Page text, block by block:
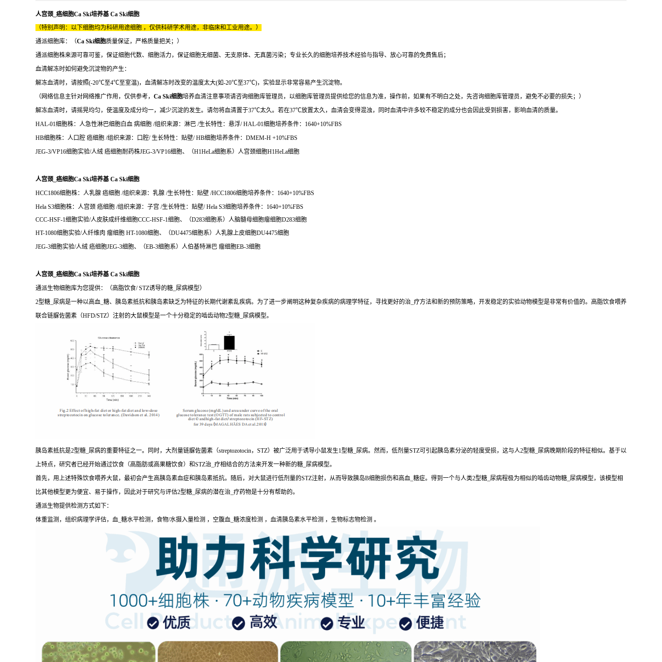
人宫颈_癌细胞Ca Ski培养基 Ca Ski细胞
（特别声明：以下细胞均为科研用途细胞 ，仅供科研学术用途，非临床和工业用途。）
通派细胞库：（Ca Ski细胞质量保证，严格质量把关；）
通派细胞株来源可靠可鉴，保证细胞代数、细胞活力，保证细胞无细菌、无支原体、无真菌污染；专业长久的细胞培养技术经验与指导、放心可靠的免费售后；
血清解冻时如何避免沉淀物的产生：
解冻血清时，请按照(-20℃至4℃至室温)，血清解冻时改变的温度太大(如-20℃至37℃)，实验显示非常容易产生沉淀物。
（网络信息主针对网络推广作用，仅供参考， Ca Ski细胞培养血清注意事项请咨询细胞库管理员，以细胞库管理员提供给您的信息为准，操作前，如果有不明白之处，先咨询细胞库管理员，避免不必要的损失；）
解冻血清时，请摇晃均匀，使温度及成分均一，减少沉淀的发生。请勿将血清置于37℃太久。若在37℃放置太久，血清会变得混浊，同时血清中许多较不稳定的成分也会因此受到损害，影响血清的质量。
HAL-01细胞株：人急性淋巴细胞白血 病细胞 /组织来源：淋巴 /生长特性：悬浮/ HAL-01细胞培养条件：1640+10%FBS
HB细胞株：人口腔 癌细胞 /组织来源：口腔/ 生长特性：贴壁/ HB细胞培养条件：DMEM-H +10%FBS
JEG-3/VP16细胞实验/人绒 癌细胞耐药株JEG-3/VP16细胞、（H1HeLa细胞系）人宫颈细胞H1HeLa细胞
人宫颈_癌细胞Ca Ski培养基 Ca Ski细胞
HCC1806细胞株：人乳腺 癌细胞 /组织来源：乳腺 /生长特性：贴壁 /HCC1806细胞培养条件：1640+10%FBS
Hela S3细胞株：人宫颈 癌细胞 /组织来源：子宫 /生长特性：贴壁/ Hela S3细胞培养条件：1640+10%FBS
CCC-HSF-1细胞实验/人皮肤成纤维细胞CCC-HSF-1细胞、（D283细胞系）人脑髓母细胞瘤细胞D283细胞
HT-1080细胞实验/人纤维肉 瘤细胞 HT-1080细胞、（DU4475细胞系）人乳腺上皮细胞DU4475细胞
JEG-3细胞实验/人绒 癌细胞JEG-3细胞、（EB-3细胞系）人伯基特淋巴 瘤细胞EB-3细胞
人宫颈_癌细胞Ca Ski培养基 Ca Ski细胞
通派生物细胞库为您提供：（高脂饮食/ STZ诱导的糖_尿病模型）
2型糖_尿病是一种以高血_糖、胰岛素抵抗和胰岛素缺乏为特征的长期代谢紊乱疾病。为了进一步阐明这种复杂疾病的病理学特征，寻找更好的治_疗方法和新的预防策略，开发稳定的实验动物模型是非常有价值的。高脂饮食喂养
联合链脲佐菌素（HFD/STZ）注射的大鼠模型是一个十分稳定的啮齿动物2型糖_尿病模型。
胰岛素抵抗是2型糖_尿病的重要特征之一。同时，大剂量链脲佐菌素（streptozotocin，STZ）被广泛用于诱导小鼠发生1型糖_尿病。然而，低剂量STZ可引起胰岛素分泌的轻度受损，这与人2型糖_尿病晚期阶段的特征相似。基于以
上特点，研究者已经开始通过饮食（高脂肪或高果糖饮食）和STZ治_疗相结合的方法来开发一种新的糖_尿病模型。
首先，用上述特殊饮食喂养大鼠，最初会产生高胰岛素血症和胰岛素抵抗。随后，对大鼠进行低剂量的STZ注射，从而导致胰岛B细胞损伤和高血_糖症。得到一个与人类2型糖_尿病程极为相似的啮齿动物糖_尿病模型，该模型相
比其他模型更为便宜、易于操作，因此对于研究与评估2型糖_尿病的潜在治_疗药物是十分有帮助的。
通派生物提供检测方式如下：
体重监测，组织病理学评估，血_糖水平检测，食物/水摄入量检测 ，空腹血_糖浓度检测 ，血清胰岛素水平检测 ，生物标志物检测 。